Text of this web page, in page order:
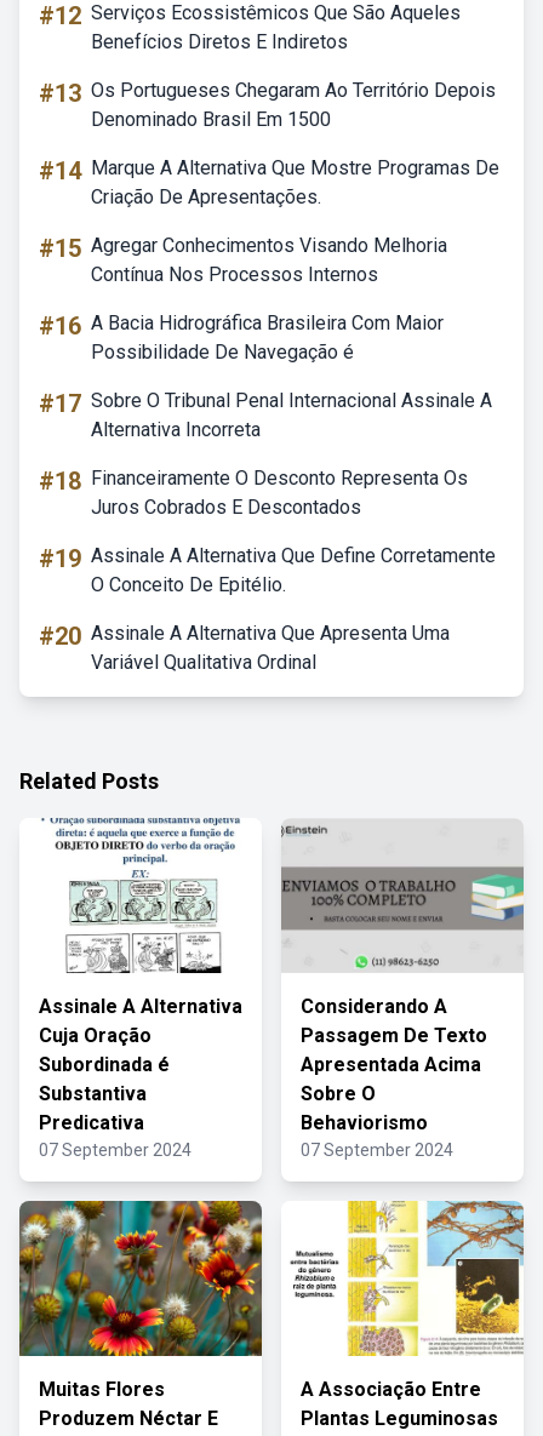
#12 Serviços Ecossistêmicos Que São Aqueles
Benefícios Diretos E Indiretos
#13 Os Portugueses Chegaram Ao Território Depois
Denominado Brasil Em 1500
#14 Marque A Alternativa Que Mostre Programas De
Criação De Apresentações.
#15 Agregar Conhecimentos Visando Melhoria
Contínua Nos Processos Internos
#16 A Bacia Hidrográfica Brasileira Com Maior
Possibilidade De Navegação é
#17 Sobre O Tribunal Penal Internacional Assinale A
Alternativa Incorreta
#18 Financeiramente O Desconto Representa Os
Juros Cobrados E Descontados
#19 Assinale A Alternativa Que Define Corretamente
O Conceito De Epitélio.
#20 Assinale A Alternativa Que Apresenta Uma
Variável Qualitativa Ordinal
Related Posts
Assinale A Alternativa
Cuja Oração
Subordinada é
Substantiva
Predicativa
07 September 2024
Considerando A
Passagem De Texto
Apresentada Acima
Sobre O
Behaviorismo
07 September 2024
Muitas Flores
Produzem Néctar E
A Associação Entre
Plantas Leguminosas